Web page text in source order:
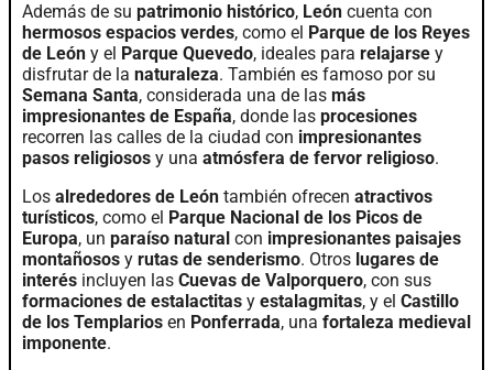
Además de su patrimonio histórico, León cuenta con
hermosos espacios verdes, como el Parque de los Reyes
de León y el Parque Quevedo, ideales para relajarse y
disfrutar de la naturaleza. También es famoso por su
Semana Santa, considerada una de las más
impresionantes de España, donde las procesiones
recorren las calles de la ciudad con impresionantes
pasos religiosos y una atmósfera de fervor religioso.
Los alrededores de León también ofrecen atractivos
turísticos, como el Parque Nacional de los Picos de
Europa, un paraíso natural con impresionantes paisajes
montañosos y rutas de senderismo. Otros lugares de
interés incluyen las Cuevas de Valporquero, con sus
formaciones de estalactitas y estalagmitas, y el Castillo
de los Templarios en Ponferrada, una fortaleza medieval
imponente.